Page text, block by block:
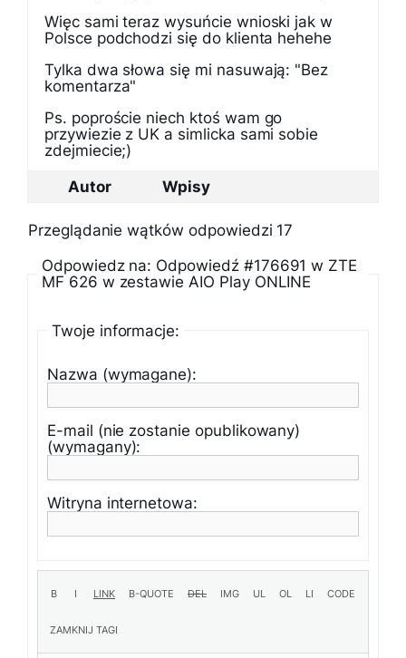
Więc sami teraz wysuńcie wnioski jak w
Polsce podchodzi się do klienta hehehe
Tylka dwa słowa się mi nasuwają: "Bez
komentarza"
Ps. poproście niech ktoś wam go
przywiezie z UK a simlicka sami sobie
zdejmiecie;)
Autor
Wpisy
Przeglądanie wątków odpowiedzi 17
Odpowiedz na: Odpowiedź #176691 w ZTE
MF 626 w zestawie AIO Play ONLINE
Twoje informacje:
Nazwa (wymagane):
E-mail (nie zostanie opublikowany)
(wymagany):
Witryna internetowa: